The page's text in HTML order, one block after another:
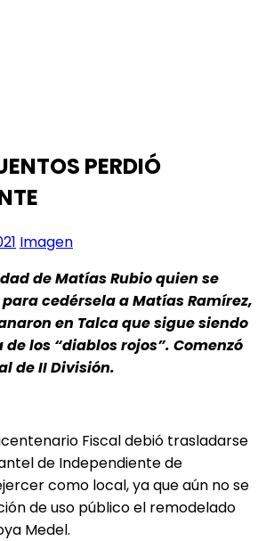
PERDIÓ
Imagen
de Matías Rubio quien se
cedérsela a Matías Ramírez,
en Talca que sigue siendo
los “diablos rojos”. Comenzó
de II División.
Fiscal debió trasladarse
de Independiente de
como local, ya que aún no se
de uso público el remodelado
Medel.